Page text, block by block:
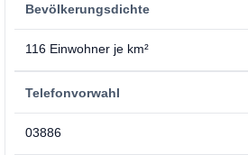
Bevölkerungsdichte
116 Einwohner je km²
Telefonvorwahl
03886